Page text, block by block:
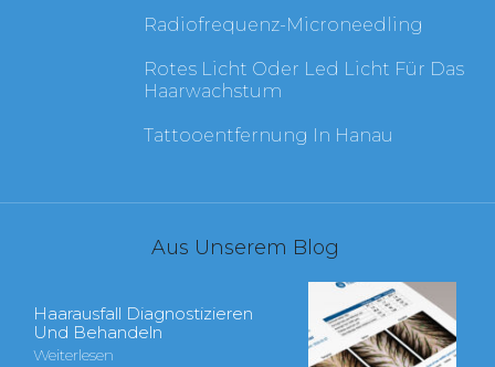
Radiofrequenz-Microneedling
Rotes Licht Oder Led Licht Für Das
Haarwachstum
Tattooentfernung In Hanau
Aus Unserem Blog
Haarausfall Diagnostizieren
Und Behandeln
Weiterlesen